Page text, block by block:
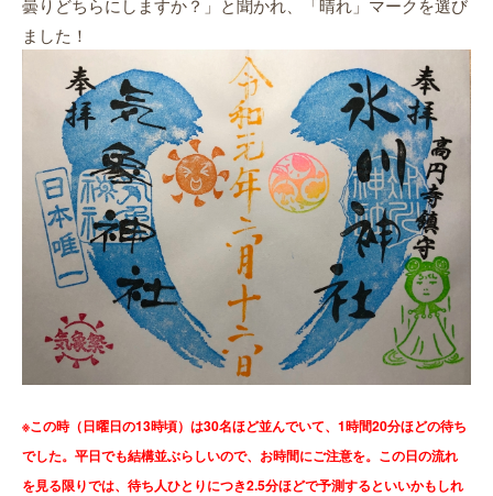
曇りどちらにしますか？」と聞かれ、「晴れ」マークを選び
ました！
※この時（日曜日の13時頃）は30名ほど並んでいて、1時間20分ほどの待ち
でした。平日でも結構並ぶらしいので、お時間にご注意を。この日の流れ
を見る限りでは、待ち人ひとりにつき2.5分ほどで予測するといいかもしれ